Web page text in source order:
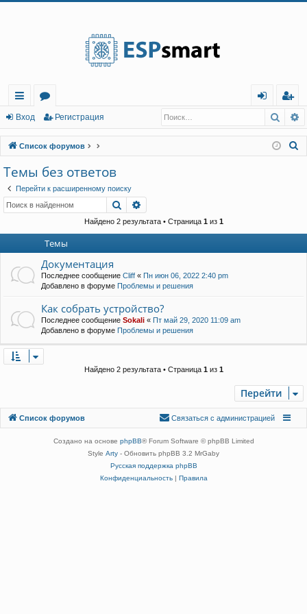
с
ы
лк
и
о
ру
м
ы
д
г
ис
тр
Вход Регистрация
Список форумов
Темы без ответов
Перейти к расширенному поиску
Поиск
Найдено 2 результата • Страница 1из 1
Темы
Документация
Последнее сообщение Cliff « Пн июн 06, 2022 2:40 pm
Добавлено в форуме Проблемы и решения
Как собрать устройство?
Последнее сообщение Sokali « Пт май 29, 2020 11:09 am
Добавлено в форуме Проблемы и решения
Найдено 2 результата • Страница 1из 1
Перейти
Список форумов
Связаться с
Связаться с администрацией
Создано на основе phpBB® Forum Software © phpBB Limited
Style Arty - Обновить phpBB 3.2 MrGaby
Русская поддержка phpBB
Конфиденциальность| Правила